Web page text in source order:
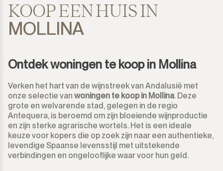
KOOP EEN HUIS IN
MOLLINA
Ontdek woningen te koop in Mollina
Verken het hart van de wijnstreek van Andalusië met
onze selectie van woningen te koop in Mollina. Deze
grote en welvarende stad, gelegen in de regio
Antequera, is beroemd om zijn bloeiende wijnproductie
en zijn sterke agrarische wortels. Het is een ideale
keuze voor kopers die op zoek zijn naar een authentieke,
levendige Spaanse levensstijl met uitstekende
verbindingen en ongelooflijke waar voor hun geld.